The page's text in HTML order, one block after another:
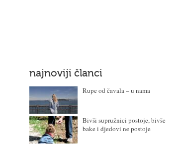
najnoviji članci
Rupe od čavala – u nama
Bivši supružnici postoje, bivše
bake i djedovi ne postoje